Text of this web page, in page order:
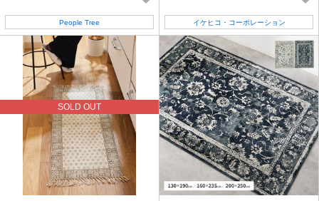
People Tree イケヒコ・コーポレーション
SOLD OUT